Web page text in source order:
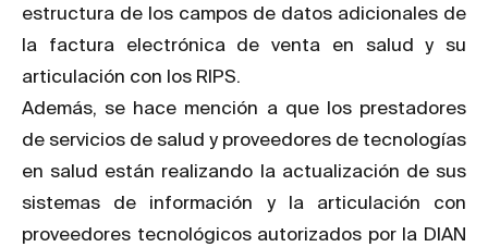
estructura de los campos de datos adicionales de
la factura electrónica de venta en salud y su
articulación con los RIPS.
Además, se hace mención a que los prestadores
de servicios de salud y proveedores de tecnologías
en salud están realizando la actualización de sus
sistemas de información y la articulación con
proveedores tecnológicos autorizados por la DIAN